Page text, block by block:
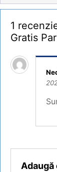
1
Gratis
Adaugă